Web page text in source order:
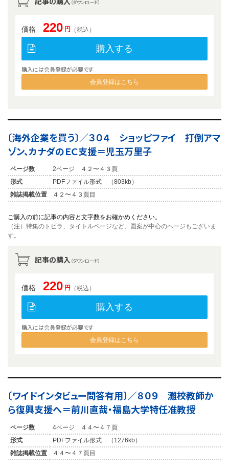
（ダウンロード）
価格 220 円 （税込）
購入する
購入には会員登録が必要です
会員登録はこちら
〔海外企業を買う〕／３０４ ショッピファイ 打倒アマ
ゾン、カナダのＥＣ支援＝児玉万里子
ページ数
2ページ ４２〜４３頁
形式
PDFファイル形式 （803kb）
雑誌掲載位置
４２〜４３頁目
ご購入の前に記事の内容と文字数をお確かめください。
（注）特集のトビラ、タイトルページなど、図案が中心のページもございま
す。
記事の購入 （ダウンロード）
価格 220 円 （税込）
購入する
購入には会員登録が必要です
会員登録はこちら
〔ワイドインタビュー問答有用〕／８０９ 灘校教師か
ら復興支援へ＝前川直哉・福島大学特任准教授
ページ数
4ページ ４４〜４７頁
形式
PDFファイル形式 （1276kb）
雑誌掲載位置
４４〜４７頁目